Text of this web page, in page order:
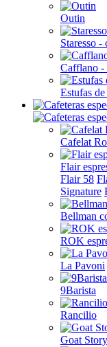
Outin
Staresso -
Cafflano -
Estufas
Cafelat
Flair
Flair 58
Signature
Bellman
ROK
La Pavoni
9Barista
Rancilio
Goat